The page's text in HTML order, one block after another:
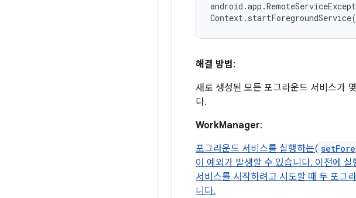
해결 방법:
새로 생성된 모든 포그라운드 서비스가
다.
WorkManager:
포그라운드 서비스를 실행하는(
이 예외가 발생할 수 있습니다. 이전에
서비스를 시작하려고 시도할 때 두 포그
니다.